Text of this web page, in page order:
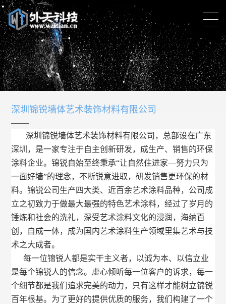
深圳锦锐墙体艺术装饰材料有限公司
深圳锦锐墙体艺术装饰材料有限公司，总部设在广东
深圳，是一家专注于自主创新研发，成生产、销售的环保
涂料企业。锦锐自始至终秉承“让自然住进家—努力只为
一面好墙”的理念，不断锐意进取，研发销售更环保的材
料。锦锐公司生产四大类、近百余艺术涂料品种，公司成
立之初致力于做最大最强的特色艺术涂料，经过了岁月的
锤炼和社会的洗礼，深受艺术涂料文化的浸润，海纳百
创，自成一体，成为国内艺术涂料生产领域里集艺术与技
术之大成者。
每一位锦锐人都是实干主义者，以诚为本、以信立业
是每个锦锐人的信念。虚心倾听每一位客户的诉求，每一
个细节都是我们追求完美的动力，只有这样才能树立锦锐
百年根基。为了更好的提供优质的服务，我们构建了一个